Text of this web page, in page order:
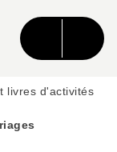
livres d'activités